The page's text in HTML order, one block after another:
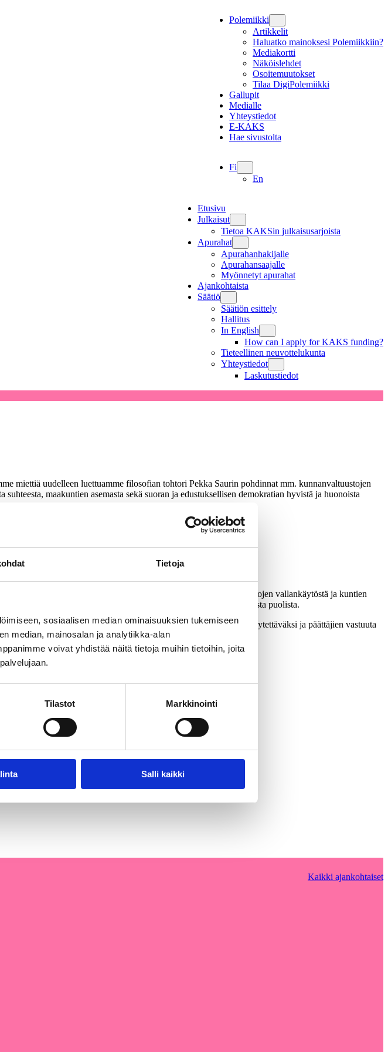
Tietoja
sosiaalisen median ominaisuuksien tukemiseen
median, mainosalan ja analytiikka-alan
voivat yhdistää näitä tietoja muihin tietoihin, joita
Tilastot Markkinointi
Salli kaikki
Polemiikki
Artikkelit
Haluatko mainoksesi Polemiikkiin?
Mediakortti
Näköislehdet
Osoitemuutokset
Tilaa DigiPolemiikki
Gallupit
Medialle
Yhteystiedot
E-KAKS
Hae sivustolta
Fi
En
Etusivu
Julkaisut
Tietoa KAKSin julkaisusarjoista
Apurahat
Apurahanhakijalle
Apurahansaajalle
Myönnetyt apurahat
Ajankohtaista
Säätiö
Säätiön esittely
Hallitus
In English
How can I apply for KAKS funding?
Tieteellinen neuvottelukunta
Yhteystiedot
Laskutustiedot
miettiä uudelleen luettuamme filosofian tohtori Pekka Saurin pohdinnat mm. kunnanvaltuustojen
maakuntien asemasta sekä suoran ja edustuksellisen demokratian hyvistä ja huonoista
filosofian tohtori Pekka Saurin pohdinnat mm. kunnanvaltuustojen vallankäytöstä ja kuntien
sekä suoran ja edustuksellisen demokratian hyvistä ja huonoista puolista.
haasteisiin, ja hän vaatii päätöksentekojärjestelmää pikaisesti selkiytettäväksi ja päättäjien vastuuta
Kaikki ajankohtaiset